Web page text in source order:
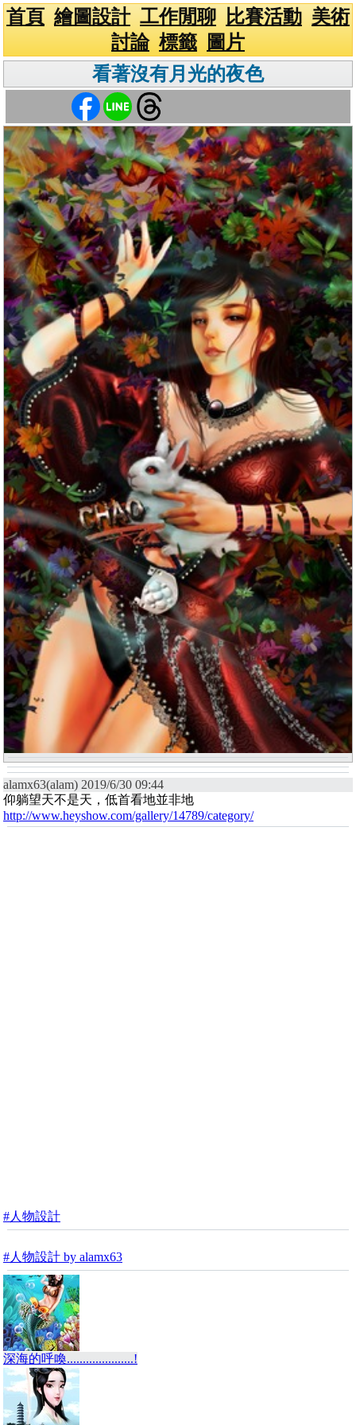
首頁 繪圖設計 工作閒聊 比賽活動 美術
討論 標籤
圖片
看著沒有月光的夜色
alamx63(alam) 2019/6/30 09:44
仰躺望天不是天，低首看地並非地
http://www.heyshow.com/gallery/14789/category/
#人物設計
#人物設計 by alamx63
深海的呼喚.....................!